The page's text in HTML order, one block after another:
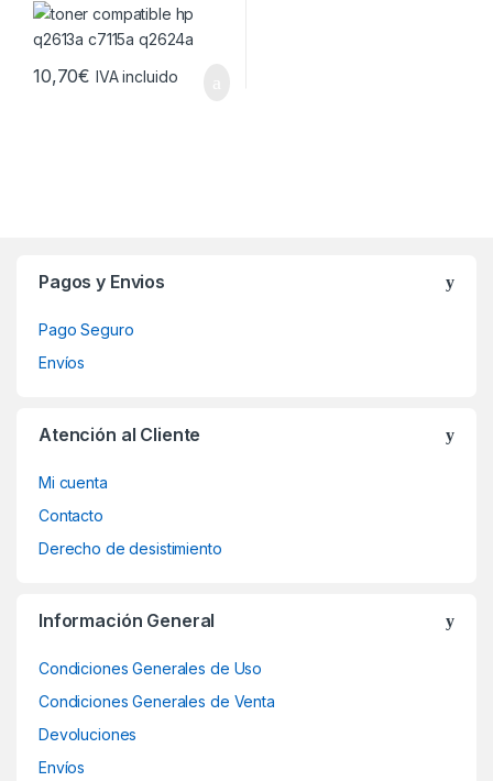
15A/13A/24A
10,70€ IVA incluido
Pagos y Envios
Pago Seguro
Envíos
Atención al Cliente
Mi cuenta
Contacto
Derecho de desistimiento
Información General
Condiciones Generales de Uso
Condiciones Generales de Venta
Devoluciones
Envíos